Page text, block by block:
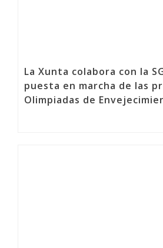
La Xunta colabora con la
puesta en marcha de las
Olimpiadas de